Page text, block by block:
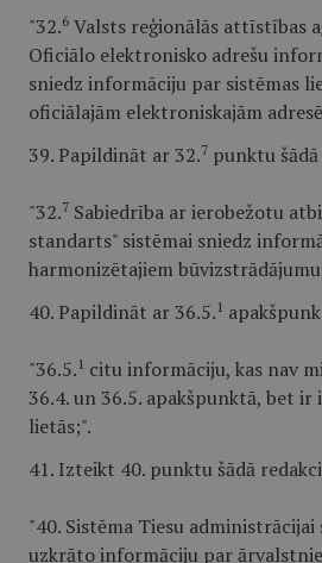
"32.6 Valsts reģionālās attīstības
Oficiālo elektronisko adrešu
sniedz informāciju par sistēmas
oficiālajām elektroniskajām
39. Papildināt ar 32.7 punktu
"32.7 Sabiedrība ar ierobežotu
standarts" sistēmai sniedz
harmonizētajiem
40. Papildināt ar 36.5. 1
"36.5. 1 citu informāciju, kas nav
36.4. un 36.5. apakšpunktā, bet ir
lietās;".
41. Izteikt 40. punktu šādā
"40. Sistēma Tiesu administrācijai
uzkrāto informāciju par